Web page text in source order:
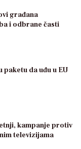
građana
i odbrane časti
da uđu u EU
kampanje protiv
televizijama